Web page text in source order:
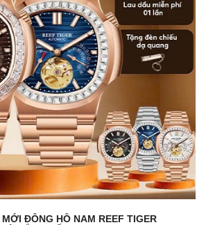
ĐỒNG HỒ NAM REEF TIGER